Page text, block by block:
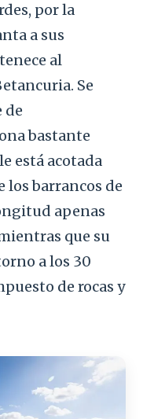
por la
a sus
al
Se
de
bastante
está acotada
los barrancos de
apenas
que su
a los 30
de rocas y